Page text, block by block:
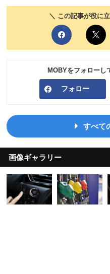
＼ この記事が役に
MOBYをフォローし
フォロー
すべて
画像ギャラリー